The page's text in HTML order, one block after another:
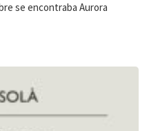
se encontraba Aurora